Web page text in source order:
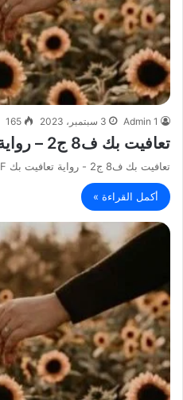
Admin 1 3 سبتمبر، 2023 165
تعافيت بك ف8 ج2 – رواية تعافيت بك PDF
تعافيت بك ف8 ج2 - رواية تعافيت بك PDF
أكمل القراءة »